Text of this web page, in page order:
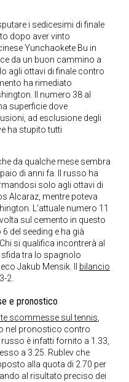
i sedicesimi di finale
dopo aver vinto
Yunchaokete Bu in
da un buon cammino a
agli ottavi di finale contro
ha rimediato
Il numero 38 al
superficie dove
ad esclusione degli
ha stupito tutti
da qualche mese sembra
di anni fa. Il russo ha
solo agli ottavi di
Alcaraz, mentre poteva
L’attuale numero 11
sul cemento in questo
del seeding e ha già
si qualifica incontrerà al
tra lo spagnolo
Jakub Mensik. Il bilancio
2.
e pronostico
scommesse sul tennis,
nel pronostico contro
è infatti fornito a 1.33,
a 3.25. Rublev che
alla quota di 2.70 per
al risultato preciso dei